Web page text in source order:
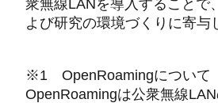
衆無線LANを導入することで
よび研究の環境づくりに寄与
※1 OpenRoamingについて
OpenRoamingは公衆無線